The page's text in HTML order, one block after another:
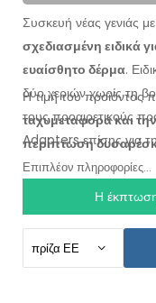
Συσκευή νέας γενιάς
σχεδιασμένη ειδικά
ευαίσθητο δέρμα.
δύο χεριών χωρίς τη
τους προαιρετικούς
Adapters επίσης για
εφίδρωσης στην
Η τιμή του προϊόντος
ταχυμεταφοράκαι
περίπτωση
Επιπλέον πληροφορίες...
Η